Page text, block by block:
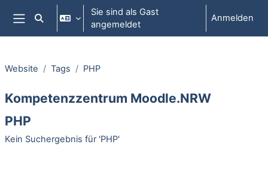
Zum Hauptinhalt
Website-Übersicht
Sucheingabe umschalten
Sie sind als Gast
angemeldet
Anmelden
Website Tags PHP
Kompetenzzentrum Moodle.NRW
PHP
Kein Suchergebnis für 'PHP'